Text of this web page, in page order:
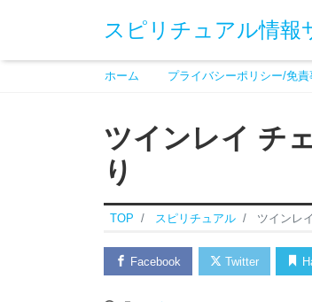
スピリチュアル情報
ホーム プライバシーポリシー/免責
ツインレイ チ
り
TOP スピリチュアル ツインレ
Facebook Twitter